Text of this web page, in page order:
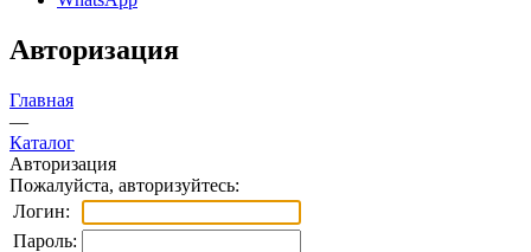
Авторизация
Главная
—
Каталог
Авторизация
Пожалуйста, авторизуйтесь:
Логин:
Пароль: